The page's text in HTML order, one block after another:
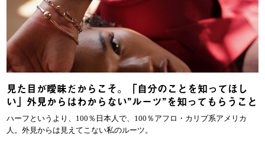
見た目が曖昧だからこそ。「自分のことを知ってほし
い」外見からはわからない”ルーツ”を知ってもらうこと
ハーフというより、100％日本人で、100％アフロ・カリブ系アメリカ
人。外見からは見えてこない私のルーツ。